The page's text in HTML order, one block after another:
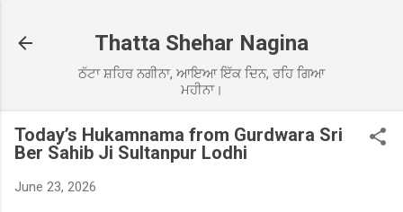
Thatta Shehar Nagina
ਠੱਟਾ ਸ਼ਹਿਰ ਨਗੀਨਾ, ਆਇਆ ਇੱਕ ਦਿਨ, ਰਹਿ ਗਿਆ
ਮਹੀਨਾ।
Today’s Hukamnama from Gurdwara Sri
Ber Sahib Ji Sultanpur Lodhi
June 23, 2026